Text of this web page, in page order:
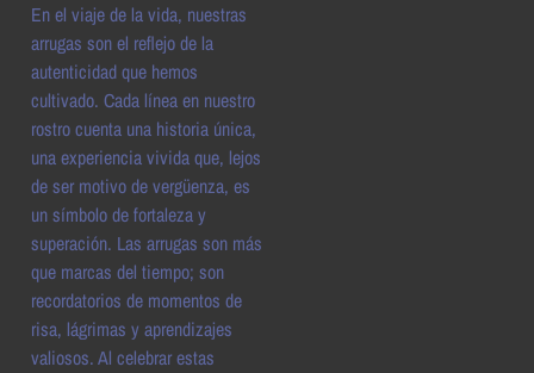
En el viaje de la vida, nuestras
arrugas son el reflejo de la
autenticidad que hemos
cultivado. Cada línea en nuestro
rostro cuenta una historia única,
una experiencia vivida que, lejos
de ser motivo de vergüenza, es
un símbolo de fortaleza y
superación. Las arrugas son más
que marcas del tiempo; son
recordatorios de momentos de
risa, lágrimas y aprendizajes
valiosos. Al celebrar estas